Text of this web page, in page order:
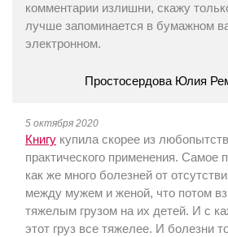
комментарии излишни, скажу
лучше запоминается в бумажном
электронном.
Простосердова Юлия
5 октября 2020
Книгу купила скорее из
практического применения. Самое
как же много болезней от
между мужем и женой, что потом
тяжелым грузом на их детей. И с
этот груз все тяжелее. И болезни